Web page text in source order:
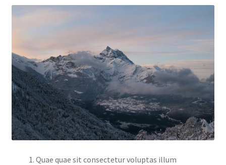
Shop
Quae quae sit consectetur voluptas illum